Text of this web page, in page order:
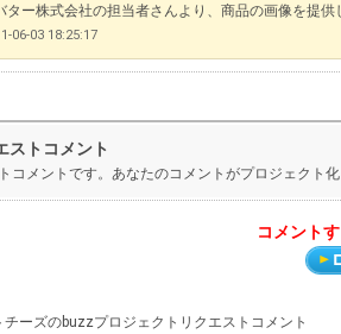
ター株式会社の担当者さんより、商品の画像を提
06-03 18:25:17
ストコメント
コメントです。あなたのコメントがプロジェクト
コメント
チーズのbuzzプロジェクトリクエストコメント